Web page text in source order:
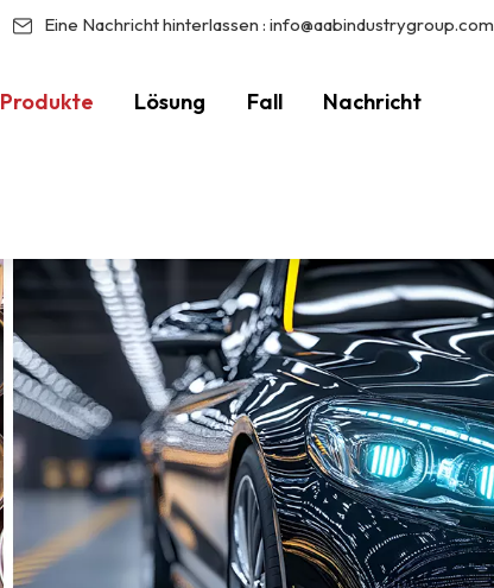
Eine Nachricht hinterlassen : info@aabindustrygroup.com
Produkte Lösung Fall Nachricht